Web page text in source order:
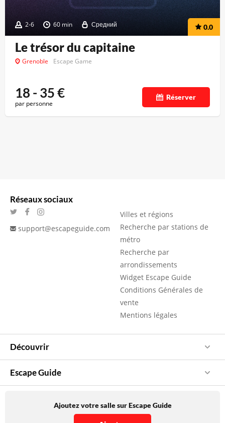
2-6 60 min Средний 0.0
Le trésor du capitaine
Grenoble Escape Game
18 - 35€
par personne
Réserver
Réseaux sociaux
support@escapeguide.com
Villes et régions
Recherche par stations de
métro
Recherche par
arrondissements
Widget Escape Guide
Conditions Générales de
vente
Mentions légales
Découvrir
Escape Guide
Ajoutez votre salle sur Escape Guide